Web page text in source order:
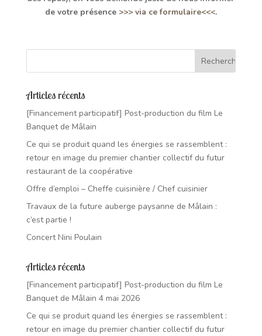
de votre présence >>> via ce formulaire<<<.
Articles récents
[Financement participatif] Post-production du film Le
Banquet de Mâlain
Ce qui se produit quand les énergies se rassemblent :
retour en image du premier chantier collectif du futur
restaurant de la coopérative
Offre d’emploi – Cheffe cuisinière / Chef cuisinier
Travaux de la future auberge paysanne de Mâlain :
c’est partie !
Concert Nini Poulain
Articles récents
[Financement participatif] Post-production du film Le
Banquet de Mâlain 4 mai 2026
Ce qui se produit quand les énergies se rassemblent :
retour en image du premier chantier collectif du futur